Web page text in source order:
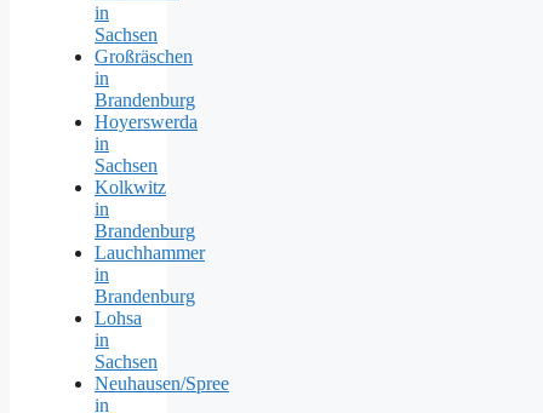
in
Sachsen
Großräschen
in
Brandenburg
Hoyerswerda
in
Sachsen
Kolkwitz
in
Brandenburg
Lauchhammer
in
Brandenburg
Lohsa
in
Sachsen
Neuhausen/Spree
in